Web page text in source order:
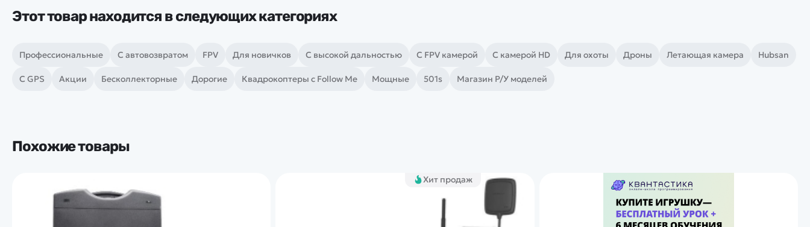
Этот товар находится в следующих категориях
Профессиональные С автовозвратом FPV Для новичков С высокой дальностью С FPV камерой С камерой HD Для охоты Дроны Летающая камера Hubsan
С GPS Акции Бесколлекторные Дорогие Квадрокоптеры с Follow Me Мощные 501s Магазин Р/У моделей
Похожие товары
Хит продаж